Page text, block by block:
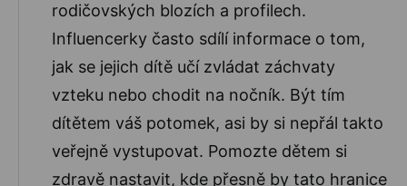
rodičovských blozích a profilech.
Influencerky často sdílí informace o tom,
jak se jejich dítě učí zvládat záchvaty
vzteku nebo chodit na nočník. Být tím
dítětem váš potomek, asi by si nepřál takto
veřejně vystupovat. Pomozte dětem si
zdravě nastavit, kde přesně by tato hranice